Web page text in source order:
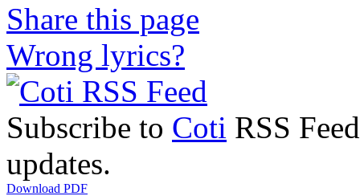
Share this page
Wrong lyrics?
Subscribe to Coti RSS
updates.
Download PDF